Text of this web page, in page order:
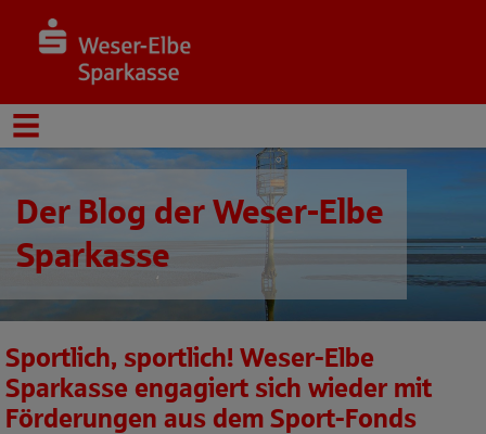
Der Blog der Weser-Elbe
Sparkasse
Sportlich, sportlich! Weser-Elbe
Sparkasse engagiert sich wieder mit
Förderungen aus dem Sport-Fonds